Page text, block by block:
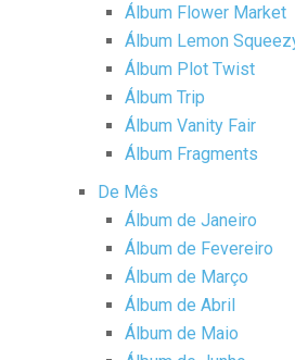
Álbum Flower Market
Álbum Lemon
Álbum Plot Twist
Álbum Trip
Álbum Vanity Fair
Álbum Fragments
De Mês
Álbum de Janeiro
Álbum de Fevereiro
Álbum de Março
Álbum de Abril
Álbum de Maio